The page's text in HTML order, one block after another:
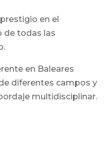
en el
de todas las
en Baleares
diferentes campos y
multidisciplinar.